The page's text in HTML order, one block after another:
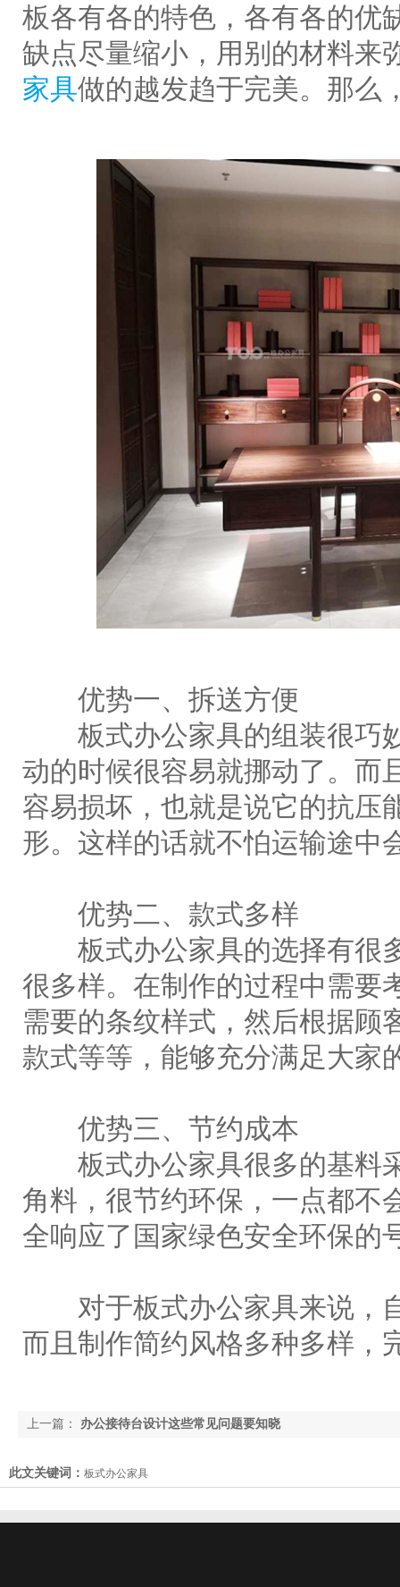
板各有各的特色，各有各的优
缺点尽量缩小，用别的材料来
家具做的越发趋于完美。那么
优势一、拆送方便
板式办公家具的组装很巧
动的时候很容易就挪动了。而
容易损坏，也就是说它的抗压
形。这样的话就不怕运输途中
优势二、款式多样
板式办公家具的选择有很
很多样。在制作的过程中需要
需要的条纹样式，然后根据顾
款式等等，能够充分满足大家
优势三、节约成本
板式办公家具很多的基料
角料，很节约环保，一点都不
全响应了国家绿色安全环保的
对于板式办公家具来说，
而且制作简约风格多种多样，
上一篇： 办公接待台设计这些常见问题要知晓
此文关键词： 板式办公家具